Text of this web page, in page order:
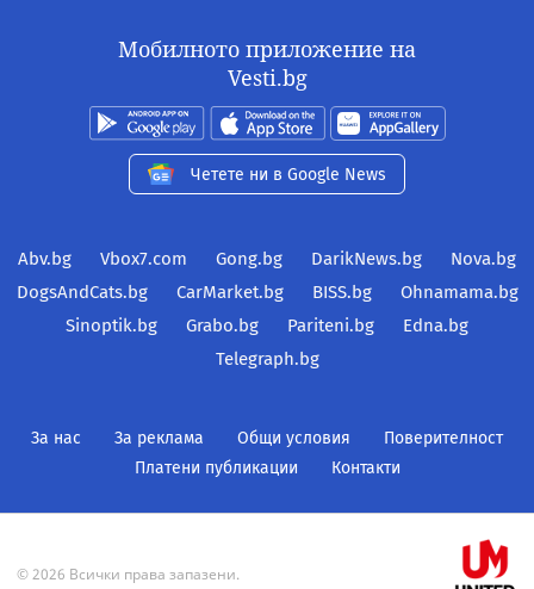
Мобилното приложение на
Vesti.bg
Четете ни в Google News
Abv.bg Vbox7.com Gong.bg DarikNews.bg
Nova.bg
DogsAndCats.bg
CarMarket.bg BISS.bg
Ohnamama.bg
Sinoptik.bg
Grabo.bg Pariteni.bg
Edna.bg
Telegraph.bg
За нас За реклама Общи условия
Поверителност
Платени публикации
Контакти
© 2026 Всички права запазени.